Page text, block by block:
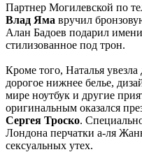
Партнер Могилевской по
Влад Яма вручил
Алан Бадоев подарил
стилизованное под трон.
Кроме того, Наталья
дорогое нижнее белье,
мире ноутбук и другие
оригинальным оказался
Сергея Троско.
Лондона перчатки а-ля
сексуальных утех.